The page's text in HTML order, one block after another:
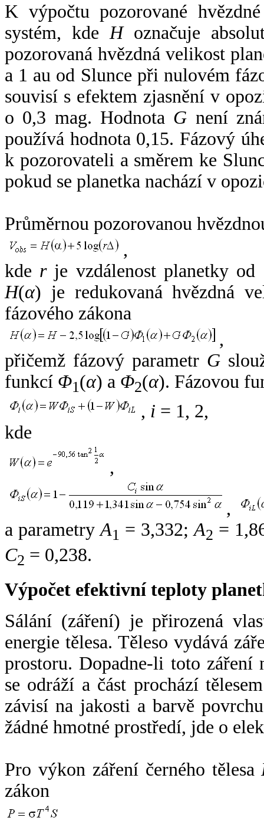
K výpočtu pozorované
systém, kde Hoznačuje
pozorovaná hvězdná velikost
a 1 au od Slunce při nulovém
souvisí s efektem zjasnění v
o 0,3 mag. Hodnota G není
používá hodnota 0,15. Fázový
k pozorovateli a směrem ke
pokud se planetka nachází v
Průměrnou pozorovanou
,
kde rje vzdálenost planetky od
H(α) je redukovaná hvězdná
fázového zákona
,
přičemž fázový parametr G
funkcí Φ1(α) a Φ2(α). Fázovou
, i = 1, 2,
kde
,
,
a parametryA1 = 3,332;A2 =
C2 = 0,238.
Výpočet efektivní teploty
Sálání (záření) je přirozená
energie tělesa. Těleso vydává
prostoru. Dopadne-li toto záření
se odráží a část prochází
závisí na jakosti a barvě
žádné hmotné prostředí, jde o
Pro výkon záření černého tělesa
zákon